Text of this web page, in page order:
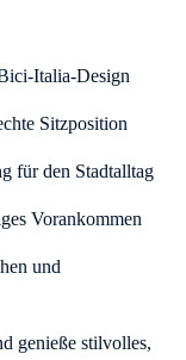
Italia-Design
Sitzposition
für den Stadtalltag
Vorankommen
und
genieße stilvolles,